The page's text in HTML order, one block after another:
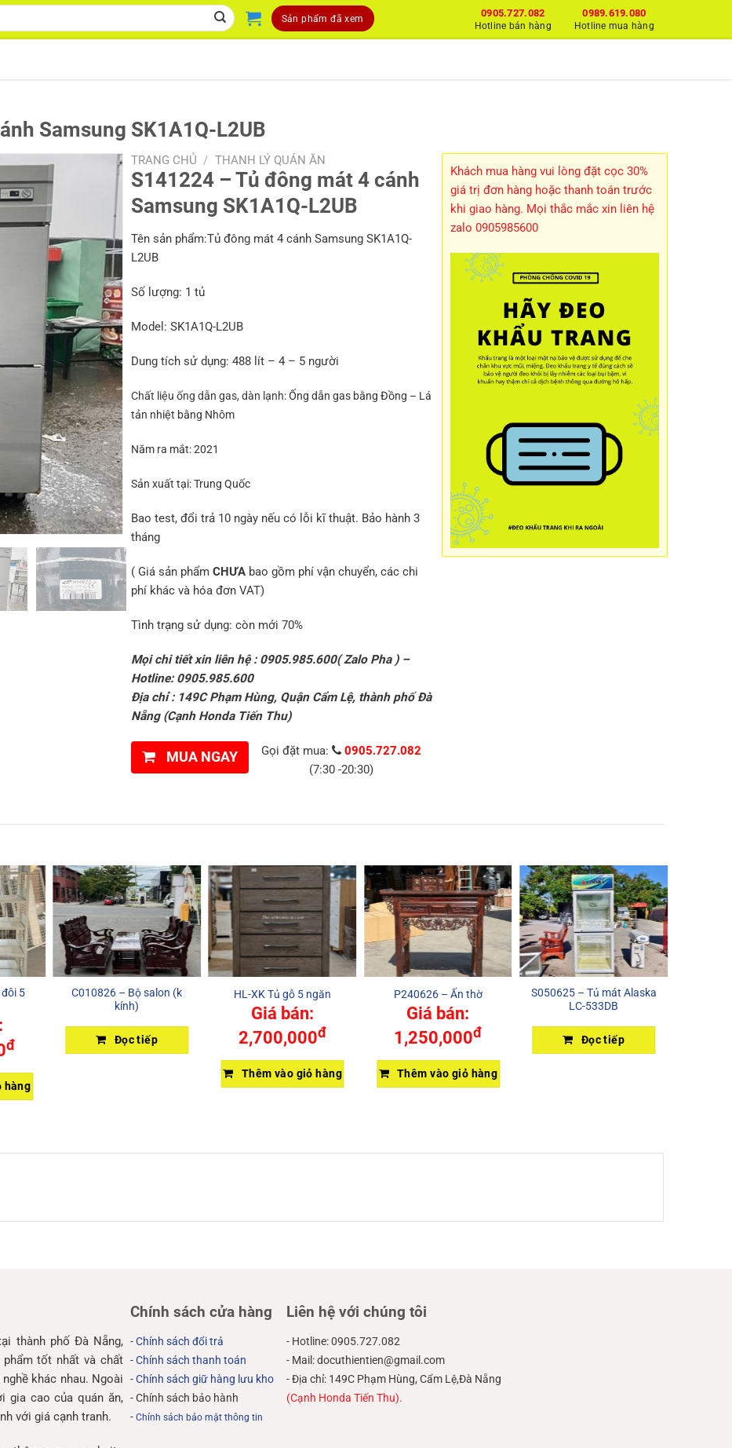
Sản phẩm đã xem 0989.619.080
Hotline mua hàng
0905.727.082
Hotline bán hàng
Samsung SK1A1Q-L2UB
TRANG CHỦ / THANH LÝ QUÁN ĂN
S141224 – Tủ đông mát 4 cánh
Samsung SK1A1Q-L2UB
Tên sản phẩm:Tủ đông mát 4 cánh Samsung SK1A1Q-
L2UB
Số lượng: 1 tủ
Model: SK1A1Q-L2UB
Dung tích sử dụng: 488 lít – 4 – 5 người
Chất liệu ống dẫn gas, dàn lạnh:Ống dẫn gas bằng Đồng – Lá
tản nhiệt bằng Nhôm
Năm ra mắt:2021
Sản xuất tại:Trung Quốc
Bao test, đổi trả 10 ngày nếu có lỗi kĩ thuật. Bảo hành 3
tháng
( Giá sản phẩm CHƯAbao gồm phí vận chuyển, các chi
phí khác và hóa đơn VAT)
Tình trạng sử dụng: còn mới 70%
Mọi chi tiết xin liên hệ : 0905.985.600( Zalo Pha ) –
Hotline: 0905.985.600
Địa chỉ : 149C Phạm Hùng, Quận Cẩm Lệ, thành phố Đà
Nẵng (Cạnh Honda Tiến Thu)
MUA NGAY Gọi đặt mua:
0905.727.082
(7:30 -20:30)
Khách mua hàng vui lòng đặt cọc 30%
giá trị đơn hàng hoặc thanh toán trước
khi giao hàng. Mọi thắc mắc xin liên hệ
zalo 0905985600
5
đ
hàng
C010826 – Bộ salon (k
kính)
Đọc tiếp
HL-XK Tủ gỗ 5 ngăn
Giá bán:
2,700,000đ
Thêm vào giỏ hàng
P240626 – Ấn thờ
Giá bán:
1,250,000đ
Thêm vào giỏ hàng
S050625 – Tủ mát Alaska
LC-533DB
Đọc tiếp
thành phố Đà Nẵng,
tốt nhất và chất
khác nhau. Ngoài
gia cao của quán ăn,
với giá cạnh tranh.
Chính sách cửa hàng
-Chính sách đổi trả
-Chính sách thanh toán
-Chính sách giữ hàng lưu kho
- Chính sách bảo hành
-Chính sách bảo mật thông tin
Liên hệ với chúng tôi
- Hotline: 0905.727.082
- Mail: docuthientien@gmail.com
- Địa chỉ: 149C Phạm Hùng, Cẩm Lệ,Đà Nẵng
(Cạnh Honda Tiến Thu).